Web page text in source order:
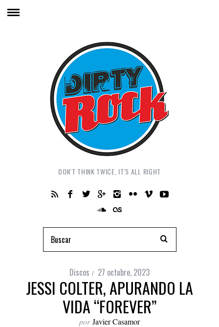
DON'T THINK TWICE, IT'S ALL RIGHT
Discos 27 octubre, 2023
JESSI COLTER, APURANDO LA
VIDA “FOREVER”
por Javier Casamor